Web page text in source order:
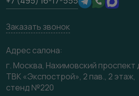
Юридическая информация
Медиацентр
Видео
Карта сайта
Заказать звонок
Адрес салона:
г. Москва, Нахимовский проспект
ТВК «Экспострой», 2 пав., 2 этаж,
стенд №220